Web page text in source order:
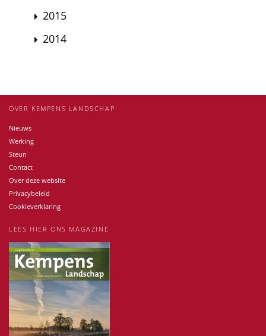
2015
2014
OVER KEMPENS LANDSCHAP
Nieuws
Werking
Steun
Contact
Over deze website
Privacybeleid
Cookieverklaring
LEES HIER ONS MAGAZINE